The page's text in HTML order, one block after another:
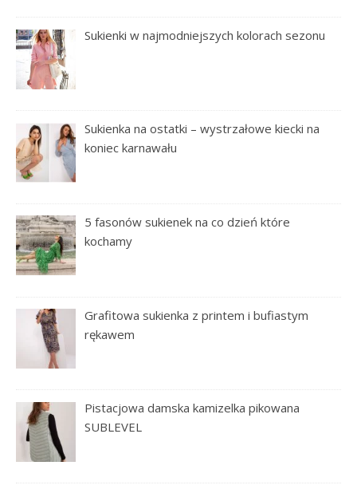
Sukienki w najmodniejszych kolorach sezonu
Sukienka na ostatki – wystrzałowe kiecki na
koniec karnawału
5 fasonów sukienek na co dzień które
kochamy
Grafitowa sukienka z printem i bufiastym
rękawem
Pistacjowa damska kamizelka pikowana
SUBLEVEL